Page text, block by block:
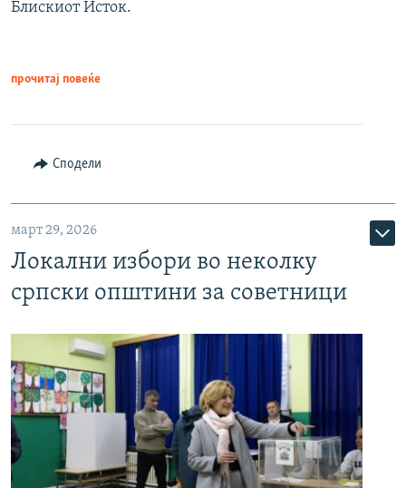
Блискиот Исток.
прочитај повеќе
Сподели
март 29, 2026
Локални избори во неколку
српски општини за советници